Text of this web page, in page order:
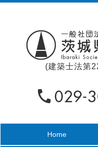
(建築士法第
Home